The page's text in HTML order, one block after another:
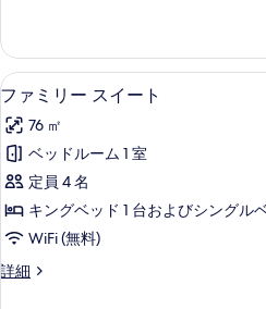
写
真
を
表
示
す
る
す
べ
て
の
写
真
を
表
示
ー
ル
ー
の
詳
フ
ァ
ミ
リ
ー
ス
イ
ー
4
ファミリー スイート
76 ㎡
ベッドルーム 1 室
定員 4 名
キングベッド 1 台およびシングル
WiFi (無料)
詳細
フ